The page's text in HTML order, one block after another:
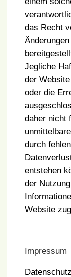
Impressum
das Recht
Jegliche
der
oder die
daher nicht
durch
entstehen
der
Website